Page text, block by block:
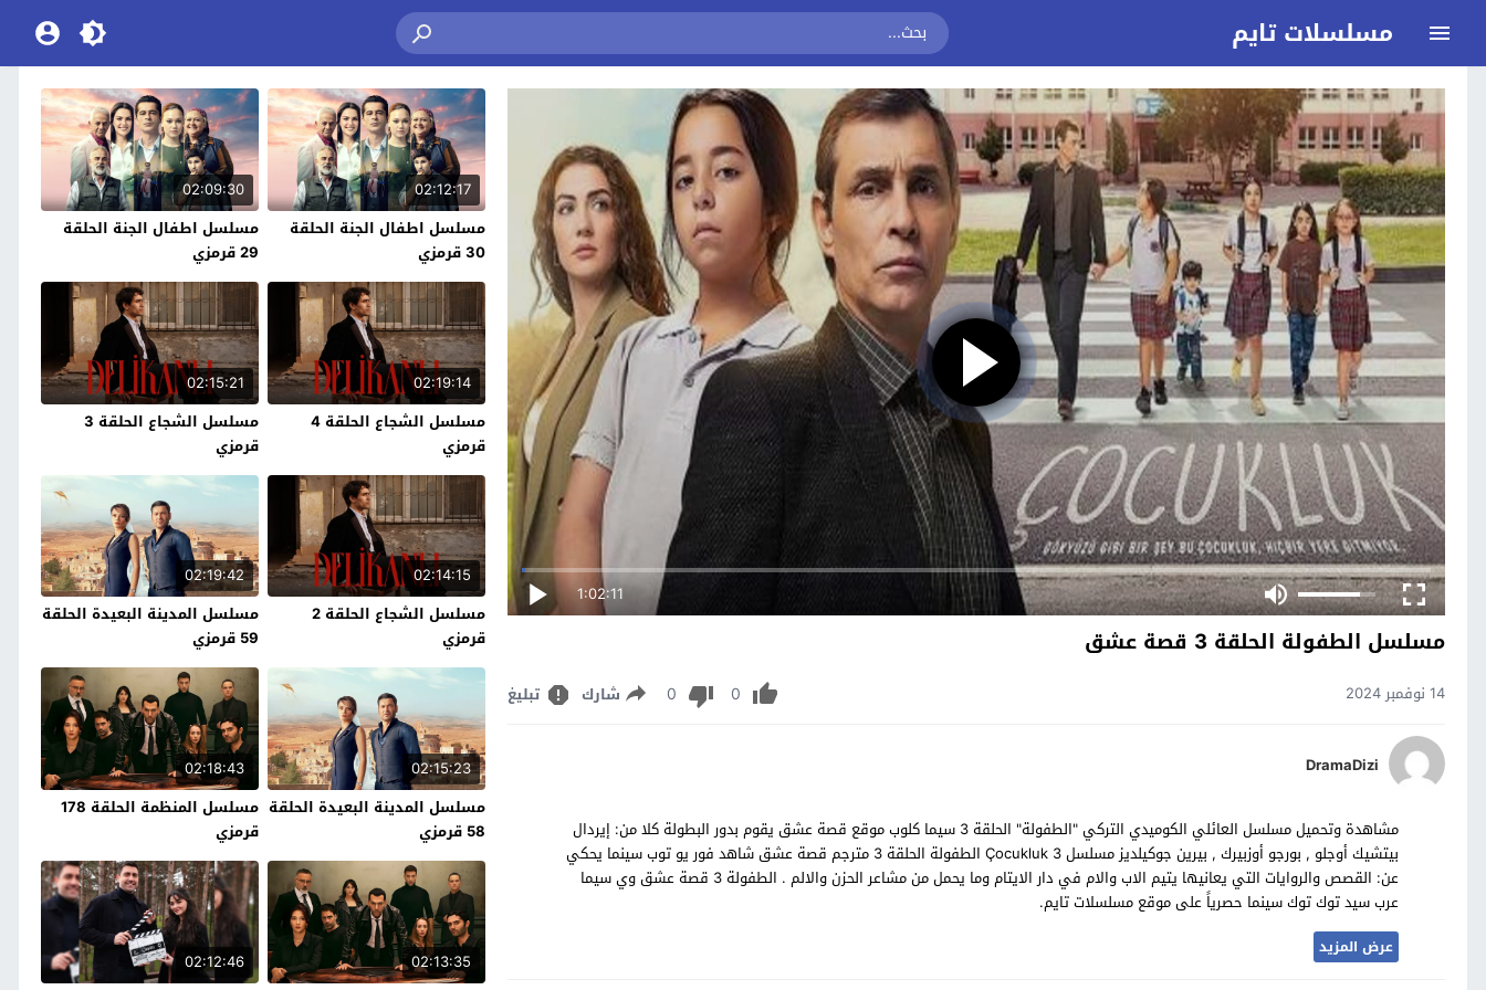
مسلسلات تايم
1:02:11
مسلسل الطفولة الحلقة 3 قصة عشق
14 نوفمبر 2024 0
0 شارك تبليغ
DramaDizi
مشاهدة وتحميل مسلسل العائلي الكوميدي التركي "الطفولة" الحلقة 3 سيما كلوب موقع قصة عشق يقوم بدور البطولة كلا من: إيردال
بيتشيك أوجلو , بورجو أوزبيرك , بيرين جوكيلديز مسلسل Çocukluk 3 الطفولة الحلقة 3 مترجم قصة عشق شاهد فور يو توب سينما يحكي
عن: القصص والروايات التي يعانيها يتيم الاب والام في دار الايتام وما يحمل من مشاعر الحزن والالم . الطفولة 3 قصة عشق وي سيما
عرب سيد توك توك سينما حصرياً على موقع مسلسلات تايم.
عرض المزيد
02:12:17
مسلسل اطفال الجنة الحلقة
30 قرمزي
02:09:30
مسلسل اطفال الجنة الحلقة
29 قرمزي
02:19:14
مسلسل الشجاع الحلقة 4
قرمزي
02:15:21
مسلسل الشجاع الحلقة 3
قرمزي
02:14:15
مسلسل الشجاع الحلقة 2
قرمزي
02:19:42
مسلسل المدينة البعيدة الحلقة
59 قرمزي
02:15:23
مسلسل المدينة البعيدة الحلقة
58 قرمزي
02:18:43
مسلسل المنظمة الحلقة 178
قرمزي
02:13:35
02:12:46